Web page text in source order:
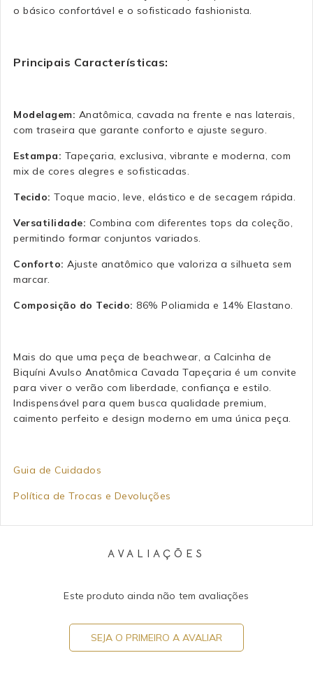
o básico confortável e o sofisticado fashionista.
Principais Características:
Modelagem: Anatômica, cavada na frente e nas laterais,
com traseira que garante conforto e ajuste seguro.
Estampa: Tapeçaria, exclusiva, vibrante e moderna, com
mix de cores alegres e sofisticadas.
Tecido: Toque macio, leve, elástico e de secagem rápida.
Versatilidade: Combina com diferentes tops da coleção,
permitindo formar conjuntos variados.
Conforto: Ajuste anatômico que valoriza a silhueta sem
marcar.
Composição do Tecido: 86% Poliamida e 14% Elastano.
Mais do que uma peça de beachwear, a Calcinha de
Biquíni Avulso Anatômica Cavada Tapeçaria é um convite
para viver o verão com liberdade, confiança e estilo.
Indispensável para quem busca qualidade premium,
caimento perfeito e design moderno em uma única peça.
Guia de Cuidados
Política de Trocas e Devoluções
AVALIAÇÕES
Este produto ainda não tem avaliações
SEJA O PRIMEIRO A AVALIAR